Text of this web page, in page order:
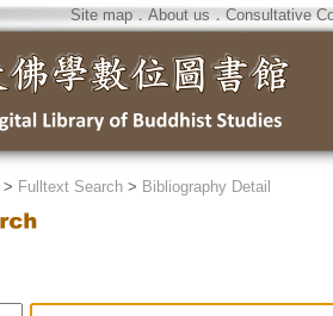
Site map．About us ． Consultative
> Fulltext Search > Bibliography Detail